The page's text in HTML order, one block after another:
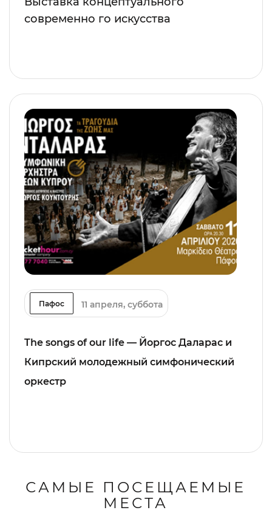
современно го искусства
Пафос 11 апреля, суббота
The songs of our life — Йоргос Даларас и
Кипрский молодежный симфонический
оркестр
САМЫЕ ПОСЕЩАЕМЫЕ
МЕСТА